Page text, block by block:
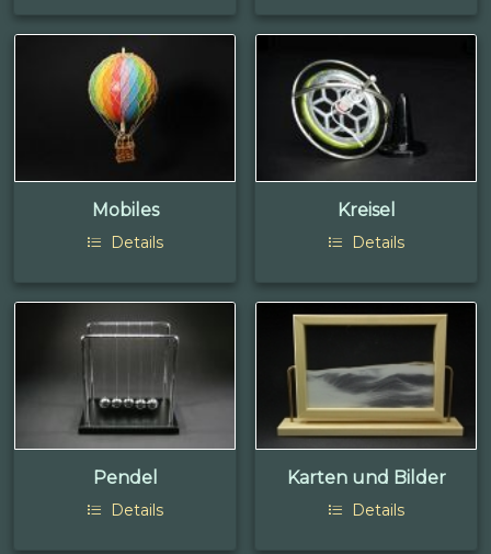
Mobiles
Details
Kreisel
Details
Pendel
Details
Karten und Bilder
Details